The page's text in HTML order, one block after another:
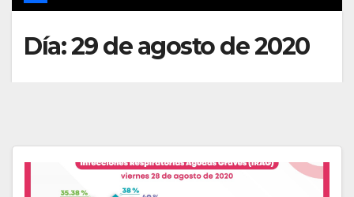
Día:29 de agosto de 2020